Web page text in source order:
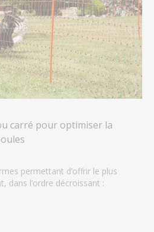
carré pour optimiser la
permettant d’offrir le plus
dans l’ordre décroissant :